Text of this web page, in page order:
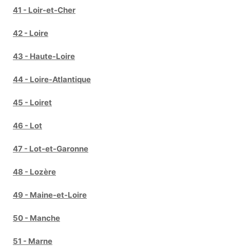
41 - Loir-et-Cher
42 - Loire
43 - Haute-Loire
44 - Loire-Atlantique
45 - Loiret
46 - Lot
47 - Lot-et-Garonne
48 - Lozère
49 - Maine-et-Loire
50 - Manche
51 - Marne